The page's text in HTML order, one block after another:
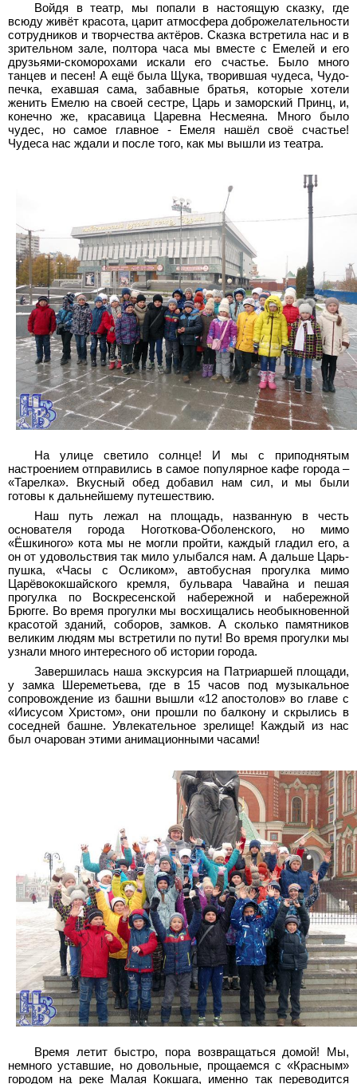
Войдя в театр, мы попали в настоящую сказку, где
всюду живёт красота, царит атмосфера доброжелательности
сотрудников и творчества актёров. Сказка встретила нас и в
зрительном зале, полтора часа мы вместе с Емелей и его
друзьями-скоморохами искали его счастье. Было много
танцев и песен! А ещё была Щука, творившая чудеса, Чудо-
печка, ехавшая сама, забавные братья, которые хотели
женить Емелю на своей сестре, Царь и заморский Принц, и,
конечно же, красавица Царевна Несмеяна. Много было
чудес, но самое главное - Емеля нашёл своё счастье!
Чудеса нас ждали и после того, как мы вышли из театра.
На улице светило солнце! И мы с приподнятым
настроением отправились в самое популярное кафе города –
«Тарелка». Вкусный обед добавил нам сил, и мы были
готовы к дальнейшему путешествию.
Наш путь лежал на площадь, названную в честь
основателя города Ноготкова-Оболенского, но мимо
«Ёшкиного» кота мы не могли пройти, каждый гладил его, а
он от удовольствия так мило улыбался нам. А дальше Царь-
пушка, «Часы с Осликом», автобусная прогулка мимо
Царёвококшайского кремля, бульвара Чавайна и пешая
прогулка по Воскресенской набережной и набережной
Брюгге. Во время прогулки мы восхищались необыкновенной
красотой зданий, соборов, замков. А сколько памятников
великим людям мы встретили по пути! Во время прогулки мы
узнали много интересного об истории города.
Завершилась наша экскурсия на Патриаршей площади,
у замка Шереметьева, где в 15 часов под музыкальное
сопровождение из башни вышли «12 апостолов» во главе с
«Иисусом Христом», они прошли по балкону и скрылись в
соседней башне. Увлекательное зрелище! Каждый из нас
был очарован этими анимационными часами!
Время летит быстро, пора возвращаться домой! Мы,
немного уставшие, но довольные, прощаемся с «Красным»
городом на реке Малая Кокшага, именно так переводится